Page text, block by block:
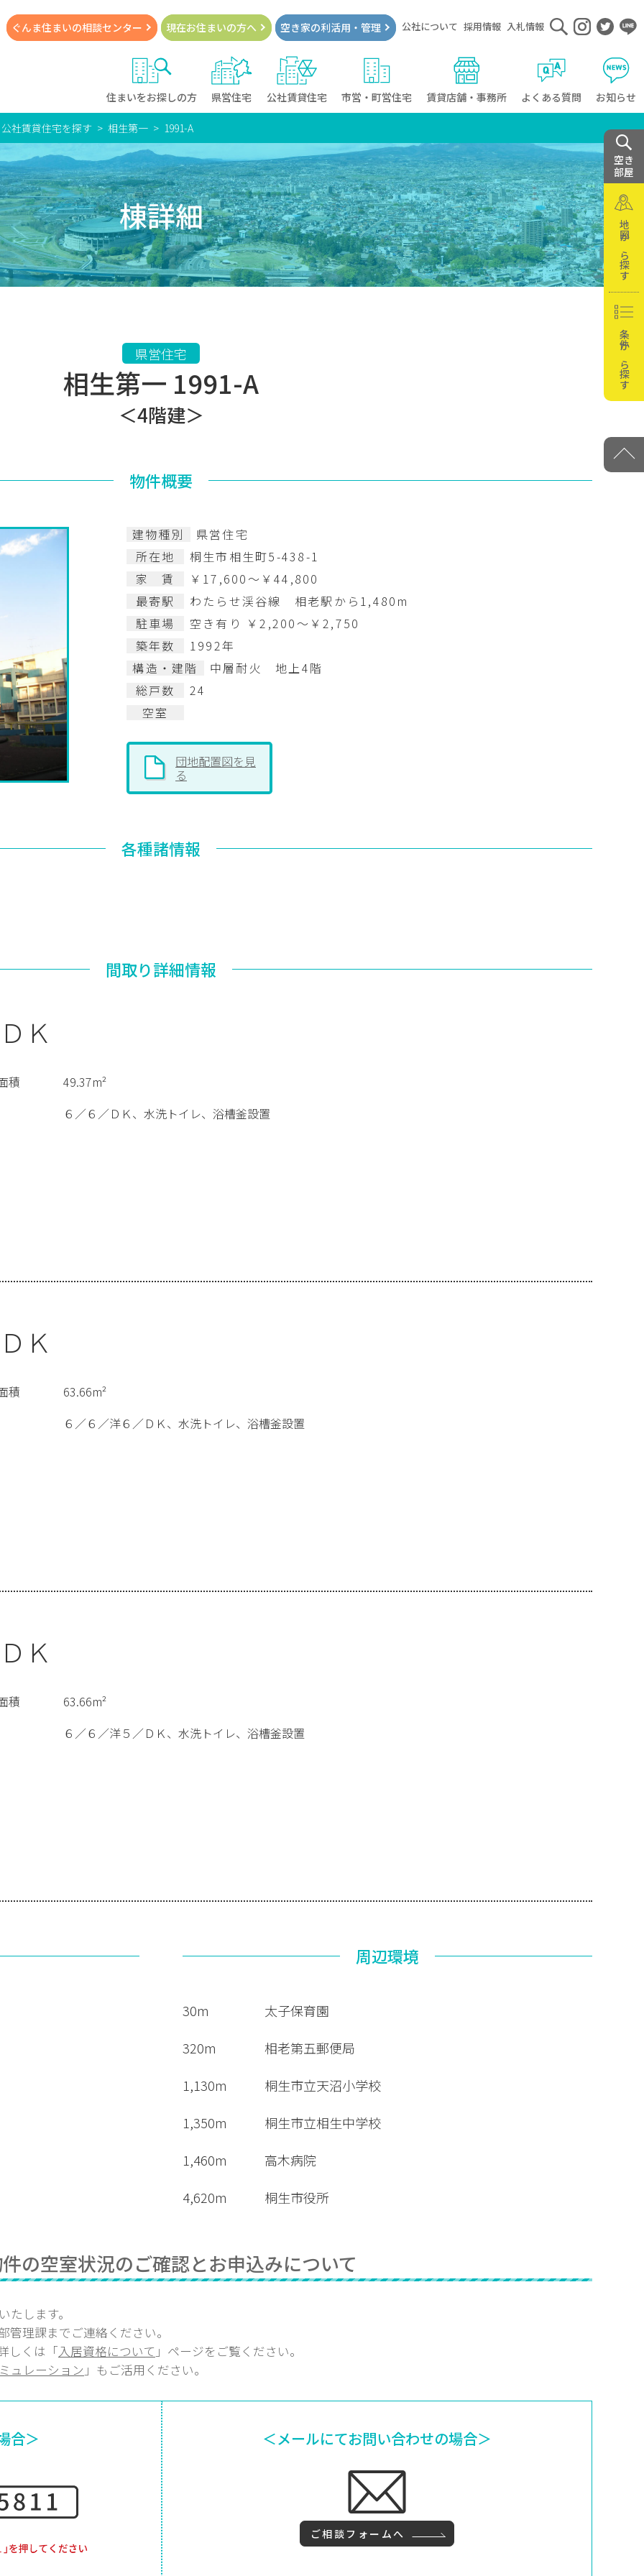
住まいをお探しの方 県営住宅 公社賃貸住宅 市営・町営住宅 賃貸店舗・事務所 よくある質問 お知らせ
ぐんま住まいの相談センター 現在お住まいの方へ 空き家の利活用・管理 公社について 採用情報 入札情報
社賃貸住宅を探す 相生第一 1991-A
棟詳細
県営住宅
相生第一 1991-A
＜4階建＞
物件概要
建物種別
県営住宅
所在地
桐生市相生町5-438-1
家 賃
￥17,600～￥44,800
最寄駅
わたらせ渓谷線 相老駅から1,480m
駐車場
空き有り ￥2,200～￥2,750
築年数
1992年
構造・建階
中層耐火 地上4階
総戸数
24
空室
団地配置図を見
る
各種諸情報
間取り詳細情報
Ｋ
積
49.37m²
６／６／ＤＫ、水洗トイレ、浴槽釜設置
Ｋ
積
63.66m²
６／６／洋６／ＤＫ、水洗トイレ、浴槽釜設置
Ｋ
積
63.66m²
６／６／洋５／ＤＫ、水洗トイレ、浴槽釜設置
周辺環境
30m
太子保育園
320m
相老第五郵便局
1,130m
桐生市立天沼小学校
1,350m
桐生市立相生中学校
1,460m
高木病院
4,620m
桐生市役所
の空室状況のご確認とお申込みについて
します。
管理課までご連絡ください。
しくは「入居資格について 」ページをご覧ください。
ュレーション 」もご活用ください。
合＞ ＜メールにてお問い合わせの場合＞
ご相談フォームへ
空き
部屋
地図から探す
条件から探す